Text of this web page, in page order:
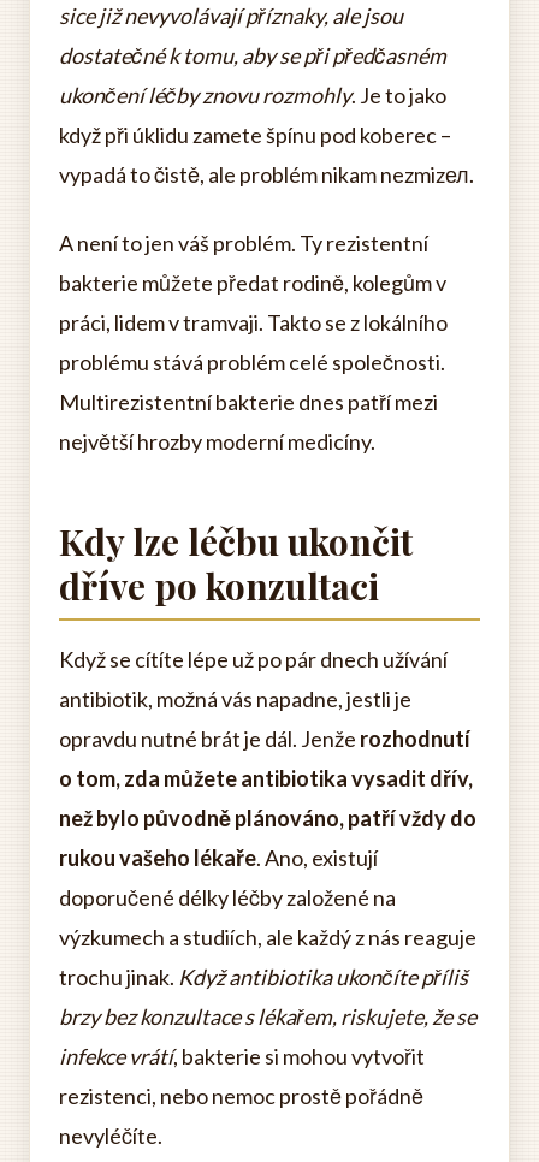
sice již nevyvolávají příznaky, ale jsou
dostatečné k tomu, aby se při předčasném
ukončení léčby znovu rozmohly. Je to jako
když při úklidu zamete špínu pod koberec –
vypadá to čistě, ale problém nikam nezmizел.
A není to jen váš problém. Ty rezistentní
bakterie můžete předat rodině, kolegům v
práci, lidem v tramvaji. Takto se z lokálního
problému stává problém celé společnosti.
Multirezistentní bakterie dnes patří mezi
největší hrozby moderní medicíny.
Kdy lze léčbu ukončit
dříve po konzultaci
Když se cítíte lépe už po pár dnech užívání
antibiotik, možná vás napadne, jestli je
opravdu nutné brát je dál. Jenže rozhodnutí
o tom, zda můžete antibiotika vysadit dřív,
než bylo původně plánováno, patří vždy do
rukou vašeho lékaře. Ano, existují
doporučené délky léčby založené na
výzkumech a studiích, ale každý z nás reaguje
trochu jinak. Když antibiotika ukončíte příliš
brzy bez konzultace s lékařem, riskujete, že se
infekce vrátí, bakterie si mohou vytvořit
rezistenci, nebo nemoc prostě pořádně
nevyléčíte.